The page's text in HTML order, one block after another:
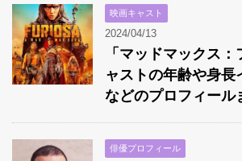
映画キャスト
2024/04/13
「マッドマックス
ャストの年齢や身長
などのプロフィール
俳優プロフィール